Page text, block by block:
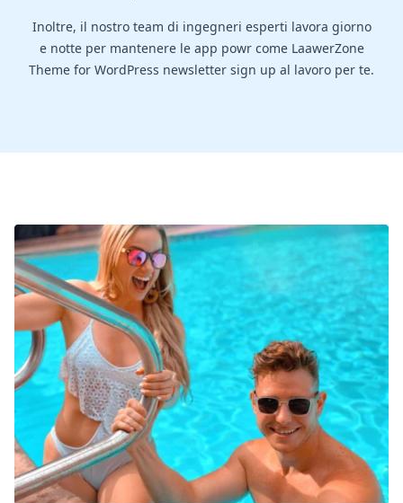
Inoltre, il nostro team di ingegneri esperti lavora giorno
e notte per mantenere le app powr come LaawerZone
Theme for WordPress newsletter sign up al lavoro per te.